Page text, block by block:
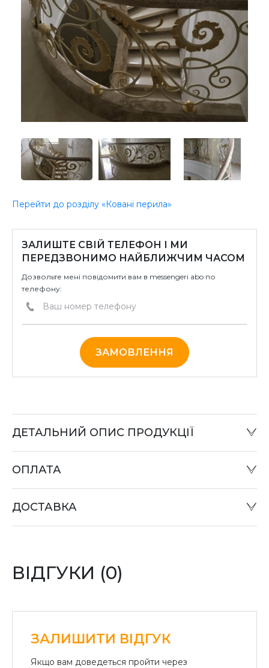
Перейти до розділу «Ковані перила»
ЗАЛИШТЕ СВІЙ ТЕЛЕФОН І МИ
ПЕРЕДЗВОНИМО НАЙБЛИЖЧИМ ЧАСОМ
Дозвольте мені повідомити вам в messengeri abo по
телефону:
ЗАМОВЛЕННЯ
ДЕТАЛЬНИЙ ОПИС ПРОДУКЦІЇ
відправці «Податком» у відділенні «Нова пошта».
Безготівковий розрахунок для юридичних осіб:
Безготівкова плата на розрахунковий рахунок.
ОПЛАТА
ДОСТАВКА
ВІДГУКИ (0)
ЗАЛИШИТИ ВІДГУК
Якщо вам доведеться пройти через